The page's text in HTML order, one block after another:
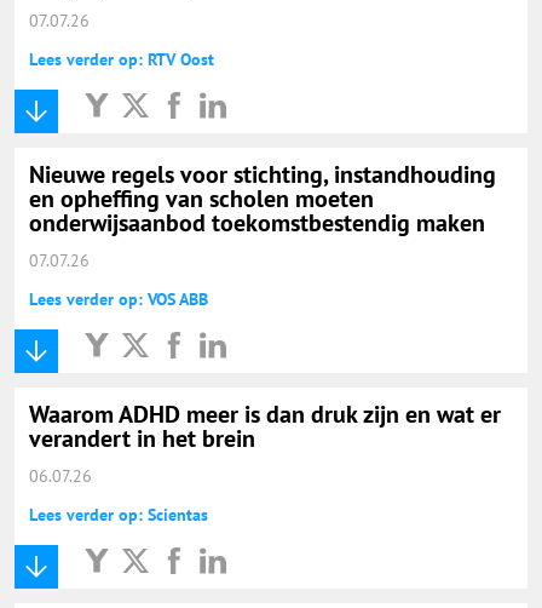
07.07.26
Lees verder op: RTV Oost
Nieuwe regels voor stichting, instandhouding
en opheffing van scholen moeten
onderwijsaanbod toekomstbestendig maken
07.07.26
Lees verder op: VOS ABB
Waarom ADHD meer is dan druk zijn en wat er
verandert in het brein
06.07.26
Lees verder op: Scientas